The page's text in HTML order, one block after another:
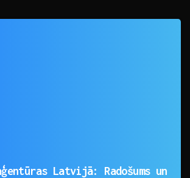
Latvijā: Radošums un